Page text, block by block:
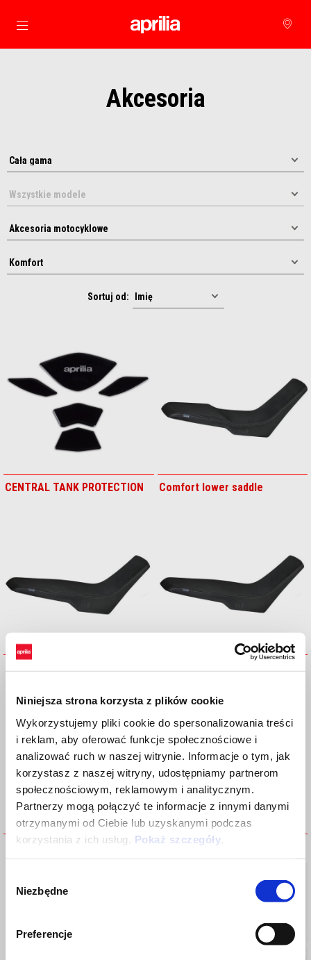
Niniejsza strona korzysta z plików cookie
Wykorzystujemy pliki cookie do spersonalizowania treści
i reklam, aby oferować funkcje społecznościowe i
analizować ruch w naszej witrynie. Informacje o tym, jak
korzystasz z naszej witryny, udostępniamy partnerom
społecznościowym, reklamowym i analitycznym.
Partnerzy mogą połączyć te informacje z innymi danymi
otrzymanymi od Ciebie lub uzyskanymi podczas
korzystania z ich usług. Pokaż szczegóły
zgody
Niezbędne
Preferencje
Idź do strony głównej
Akcesoria
Sortuj od:
CENTRAL TANK PROTECTION Comfort lower saddle
FOOTPEG RUBBER KIT HIGH FLYSCREEN RS